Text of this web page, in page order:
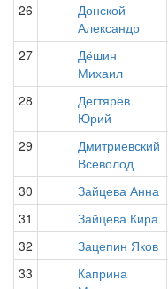
26
Донской
Александр
27
Дёшин
Михаил
28
Дегтярёв
Юрий
29
Дмитриевский
Всеволод
30 Зайцева Анна
31
Зайцева Кира
32
Зацепин Яков
33
Каприна